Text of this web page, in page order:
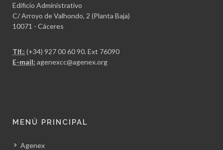
Edificio Administrativo
C/ Arroyo de Valhondo, 2 (Planta Baja)
10071 - Cáceres
Tlf.: (+34) 927 00 60 90. Ext 76090
E-mail: agenexcc@agenex.org
MENÚ PRINCIPAL
Agenex